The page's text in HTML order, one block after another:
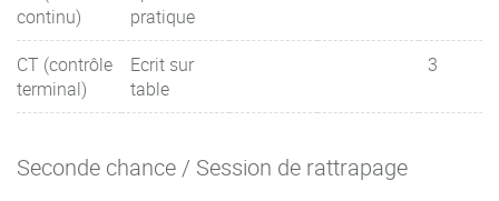
continu)
pratique
CT (contrôle
terminal)
Ecrit sur
table
3
Seconde chance / Session de rattrapage